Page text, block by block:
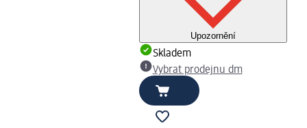
Upozornění
Skladem
Vybrat prodejnu dm